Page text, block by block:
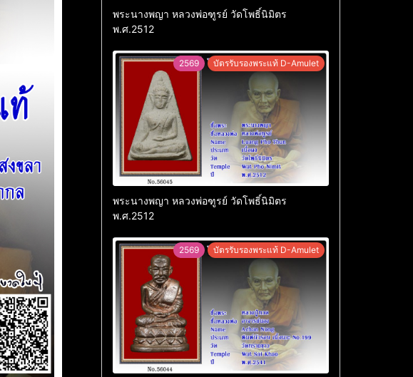
พระนางพญา หลวงพ่อฑูรย์ วัดโพธิ์นิมิตร
พ.ศ.2512
2569 บัตรรับรองพระแท้ D-Amulet
พระนางพญา หลวงพ่อฑูรย์ วัดโพธิ์นิมิตร
พ.ศ.2512
2569 บัตรรับรองพระแท้ D-Amulet